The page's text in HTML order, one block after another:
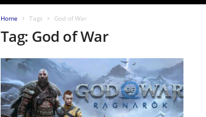
Home Tags God of War
Tag: God of War